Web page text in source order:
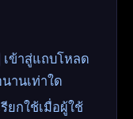
เข้าสู่แถบโหลด
านเท่าใด
กใช้เมื่อผู้ใช้